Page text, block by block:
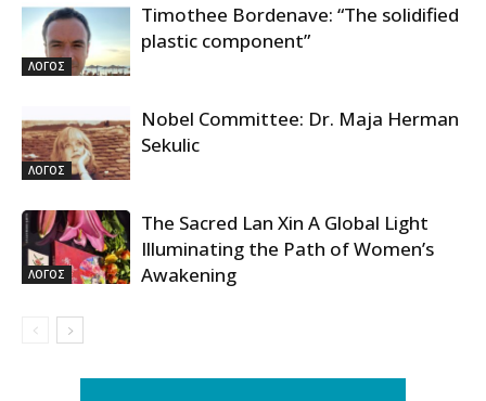
ΛΟΓΟΣ
Timothee Bordenave: “The solidified
plastic component”
ΛΟΓΟΣ
Nobel Committee: Dr. Maja Herman
Sekulic
ΛΟΓΟΣ
The Sacred Lan Xin A Global Light
Illuminating the Path of Women’s
Awakening